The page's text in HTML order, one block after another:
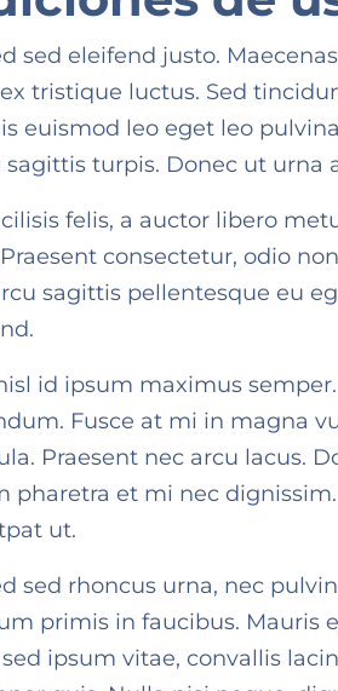
sed eleifend justo.
tristique luctus. Sed
euismod leo eget leo
turpis. Donec ut urna
felis, a auctor libero
consectetur, odio
sagittis pellentesque eu
id ipsum maximus
Fusce at mi in magna
Praesent nec arcu lacus.
et mi nec
ut.
sed rhoncus urna, nec
primis in faucibus. Mauris
ipsum vitae, convallis